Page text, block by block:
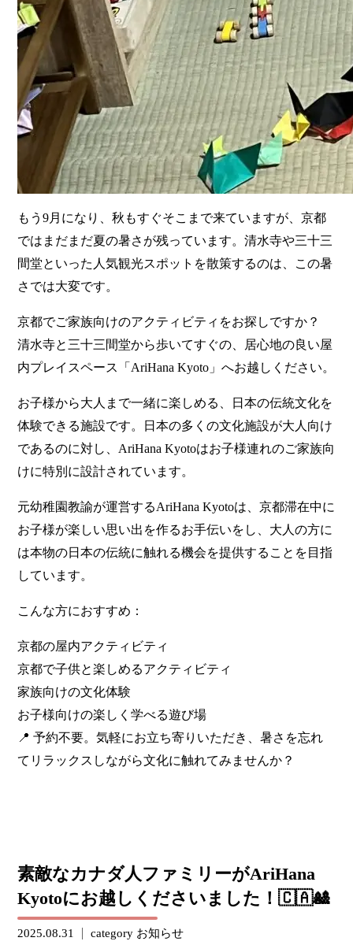
もう9月になり、秋もすぐそこまで来ていますが、京都
ではまだまだ夏の暑さが残っています。清水寺や三十三
間堂といった人気観光スポットを散策するのは、この暑
さでは大変です。
京都でご家族向けのアクティビティをお探しですか？
清水寺と三十三間堂から歩いてすぐの、居心地の良い屋
内プレイスペース「AriHana Kyoto」へお越しください。
お子様から大人まで一緒に楽しめる、日本の伝統文化を
体験できる施設です。日本の多くの文化施設が大人向け
であるのに対し、AriHana Kyotoはお子様連れのご家族向
けに特別に設計されています。
元幼稚園教諭が運営するAriHana Kyotoは、京都滞在中に
お子様が楽しい思い出を作るお手伝いをし、大人の方に
は本物の日本の伝統に触れる機会を提供することを目指
しています。
こんな方におすすめ：
京都の屋内アクティビティ
京都で子供と楽しめるアクティビティ
家族向けの文化体験
お子様向けの楽しく学べる遊び場
📍 予約不要。気軽にお立ち寄りいただき、暑さを忘れ
てリラックスしながら文化に触れてみませんか？
素敵なカナダ人ファミリーがAriHana
Kyotoにお越しくださいました！🇨🇦🎎
2025.08.31 category お知らせ